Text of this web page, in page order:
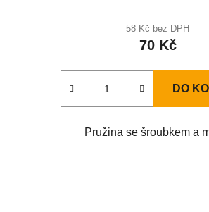
58 Kč bez DPH
70 Kč
DO
Pružina se šroubkem a